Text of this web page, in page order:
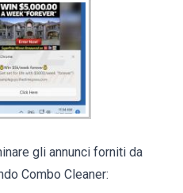
gli annunci forniti da
Combo Cleaner: